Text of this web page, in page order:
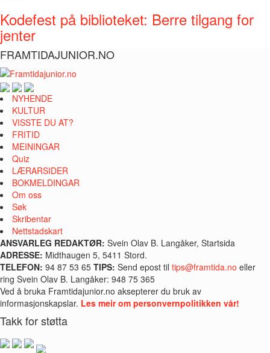
Kodefest på biblioteket: Berre tilgang for
jenter
FRAMTIDAJUNIOR.NO
NYHENDE
KULTUR
VISSTE DU AT?
FRITID
MEININGAR
Quiz
LÆRARSIDER
BOKMELDINGAR
Om oss
Søk
Skribentar
Nettstadskart
ANSVARLEG REDAKTØR: Svein Olav B. Langåker, Startsida
ADRESSE: Midthaugen 5, 5411 Stord.
TELEFON: 94 87 53 65 TIPS: Send epost til tips@framtida.no eller
ring Svein Olav B. Langåker: 948 75 365
Ved å bruka Framtidajunior.no aksepterer du bruk av
informasjonskapslar. Les meir om personvernpolitikken vår!
Takk for støtta